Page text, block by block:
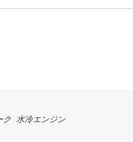
水冷エンジン